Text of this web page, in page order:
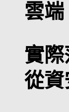
雲
實
從資